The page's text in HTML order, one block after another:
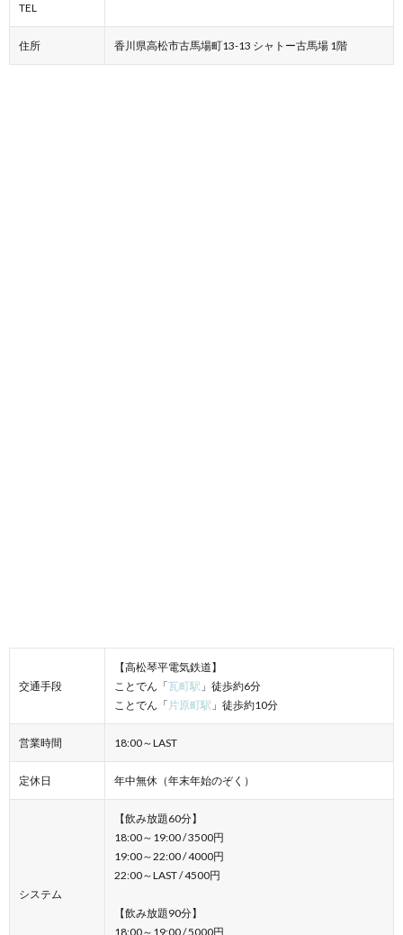
TEL
住所 香川県高松市古馬場町13-13 シャトー古馬場 1階
交通手段
【高松琴平電気鉄道】
ことでん「瓦町駅 」​徒歩約6分​
ことでん「 片原町駅 」​徒歩約10分
営業時間 18:00～LAST
定休日 年中無休（年末年始のぞく）
システム
【飲み放題60分】
18:00～19:00 / 3500円
19:00～22:00 / 4000円
22:00～LAST / 4500円
【飲み放題90分】
18:00～19:00 / 5000円